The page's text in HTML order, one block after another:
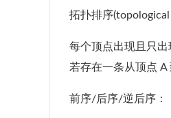
拓扑排序
每个顶点出现且只出
若存在一条从顶点 A
前序/后序/逆后序：